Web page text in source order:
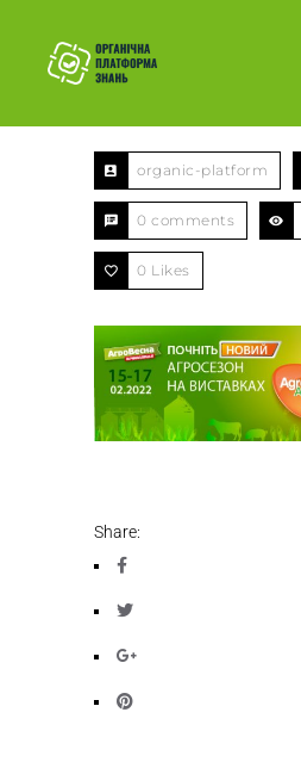
organic-platform
0 comments
0 Likes
Share: